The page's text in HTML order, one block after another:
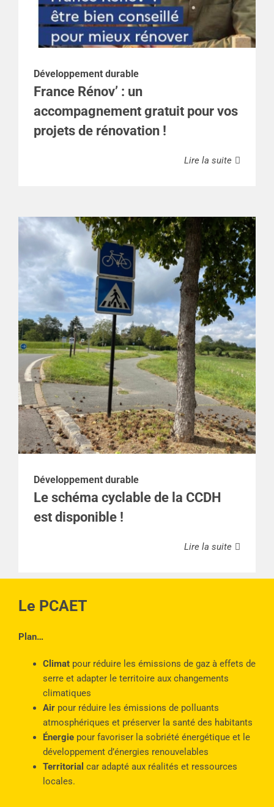
Développement durable
France Rénov’ : un
accompagnement gratuit pour vos
projets de rénovation !
Lire la suite
Développement durable
Le schéma cyclable de la CCDH
est disponible !
Lire la suite
Le PCAET
Plan…
Climatpour réduire les émissions de gaz à effets de
serre et adapter le territoire aux changements
climatiques
Airpour réduire les émissions de polluants
atmosphériques et préserver la santé des habitants
Énergiepour favoriser la sobriété énergétique et le
développement d’énergies renouvelables
Territorial car adapté aux réalités et ressources
locales.